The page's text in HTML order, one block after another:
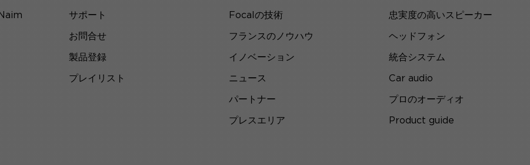
サポート
お問合せ
製品登録
プレイリスト
Focalの技術
フランスのノウハウ
イノベーション
ニュース
パートナー
プレスエリア
忠実度の高いスピーカー
ヘッドフォン
統合システム
Car audio
プロのオーディオ
Product guide